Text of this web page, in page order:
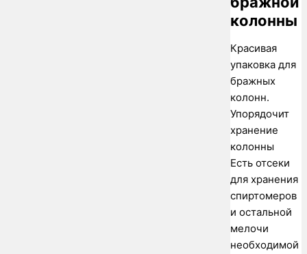
колонны
Красивая
упаковка для
бражных
колонн.
Упорядочит
хранение
колонны
Есть отсеки
для хранения
спиртомеров
и остальной
мелочи
необходимой